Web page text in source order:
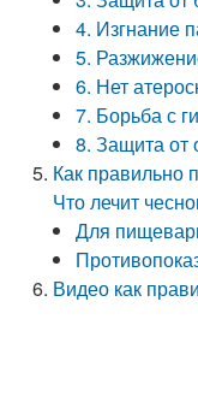
4. Изгнание
5.
6. Нет
7. Борьба с
8. Защита от
Как правильно
Что лечит
Для
Видео как